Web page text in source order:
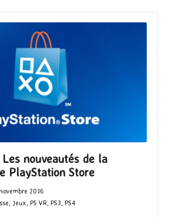
nouveautés de la
PlayStation Store
2016
, Jeux,PS VR,PS3,PS4